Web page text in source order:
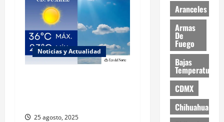
Noticias y Actualidad
25 agosto, 2025
Aranceles
Armas
De
Fuego
Bajas
Temperaturas
CDMX
Chihuahua